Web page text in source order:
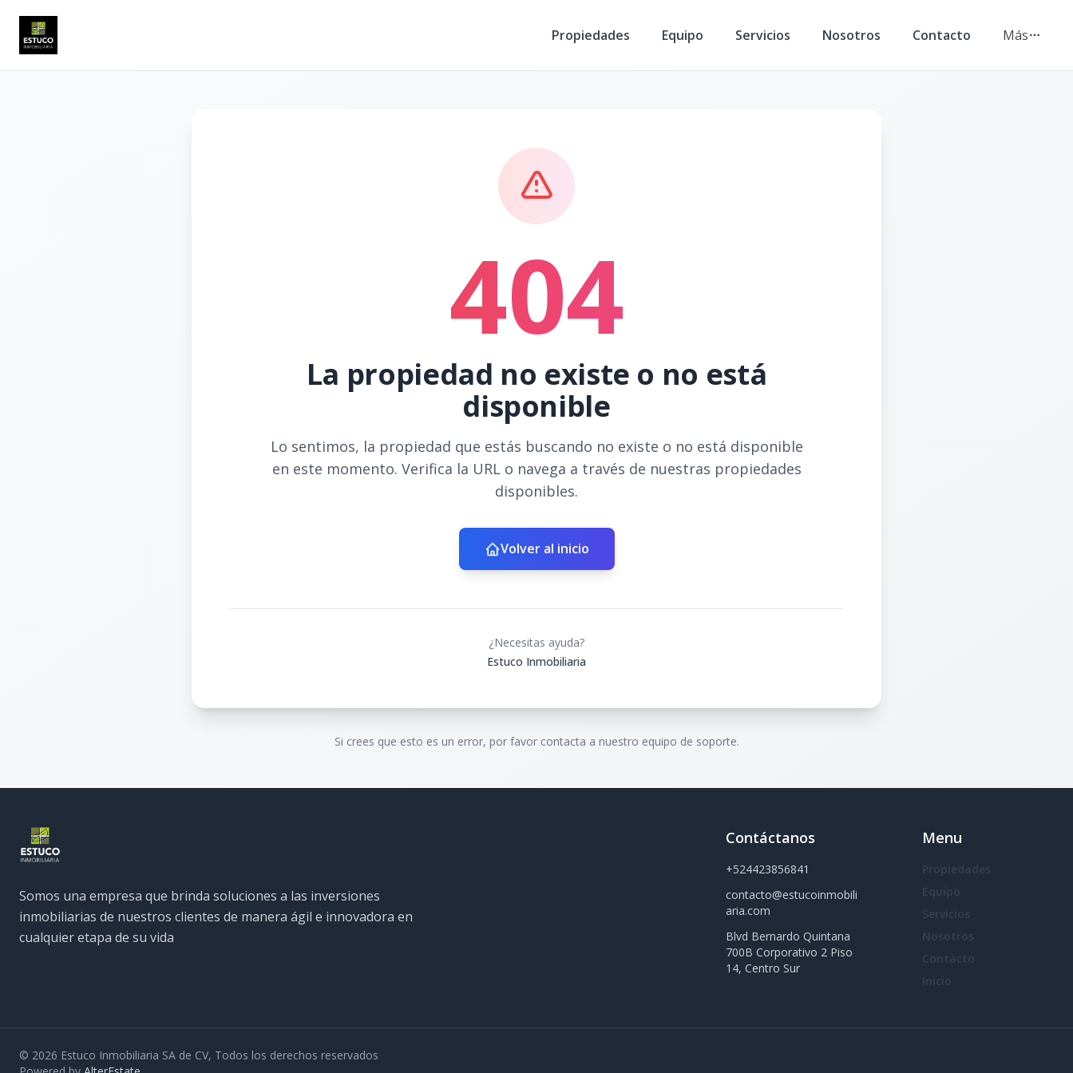
Propiedades Equipo Servicios Nosotros Contacto Más
404
La propiedad no existe o no está
disponible
Lo sentimos, la propiedad que estás buscando no existe o no está disponible
en este momento. Verifica la URL o navega a través de nuestras propiedades
disponibles.
Volver al inicio
¿Necesitas ayuda?
Estuco Inmobiliaria
Si crees que esto es un error, por favor contacta a nuestro equipo de soporte.
Somos una empresa que brinda soluciones a las inversiones
inmobiliarias de nuestros clientes de manera ágil e innovadora en
cualquier etapa de su vida
Contáctanos
+524423856841
contacto@estucoinmobili
aria.com
Blvd Bernardo Quintana
700B Corporativo 2 Piso
14, Centro Sur
Menu
Propiedades
Equipo
Servicios
Nosotros
Contacto
Inicio
© 2026 Estuco Inmobiliaria SA de CV, Todos los derechos reservados